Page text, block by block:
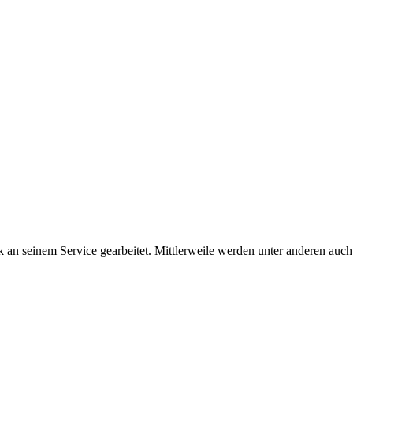
seinem Service gearbeitet. Mittlerweile werden unter anderen auch